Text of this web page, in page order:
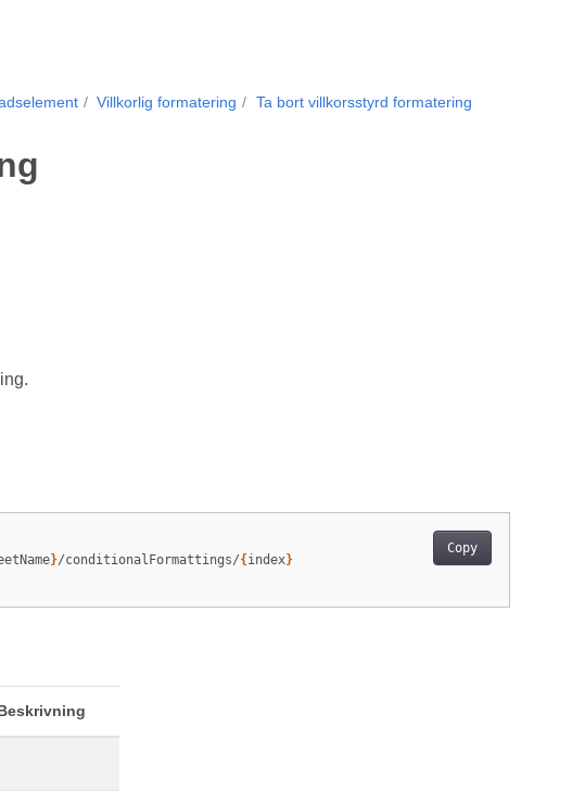
Villkorlig formatering Ta bort villkorsstyrd formatering
Copy
}/conditionalFormattings/{ index}